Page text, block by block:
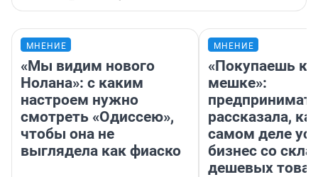
МНЕНИЕ
«Мы видим нового
Нолана»: с каким
настроем нужно
смотреть «Одиссею»,
чтобы она не
выглядела как фиаско
МНЕНИЕ
«Покупаешь
мешке»:
рассказала,
самом деле
бизнес со
дешевых